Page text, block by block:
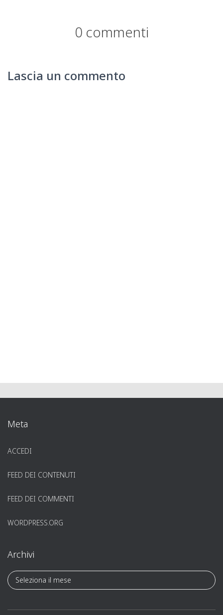
0 commenti
Lascia un commento
Meta
ACCEDI
FEED DEI CONTENUTI
FEED DEI COMMENTI
WORDPRESS.ORG
Archivi
A
r
h